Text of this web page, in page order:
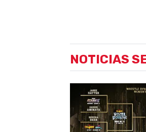
NOTICIAS